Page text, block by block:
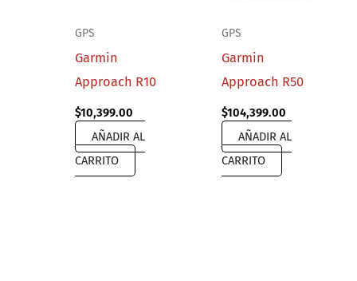
GPS
Garmin
Approach R10
$10,399.00
AÑADIR AL
CARRITO
GPS
Garmin
Approach R50
$104,399.00
AÑADIR AL
CARRITO